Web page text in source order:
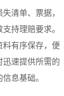
清单、票据，
持理赔要求。
有序保存，便
速提供所需的
息基础。